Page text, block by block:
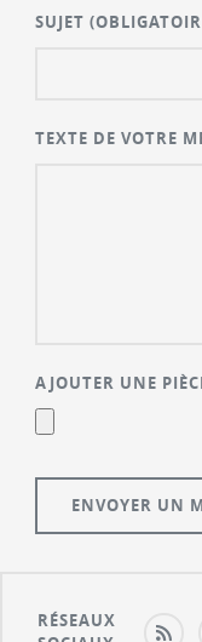
SUJET
TEXTE DE VOTRE
AJOUTER UNE
RÉSEAUX